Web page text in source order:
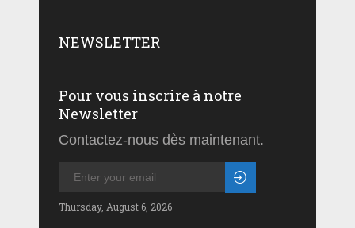
NEWSLETTER
Pour vous inscrire à notre
Newsletter
Contactez-nous dès maintenant.
Thursday, August 6, 2026